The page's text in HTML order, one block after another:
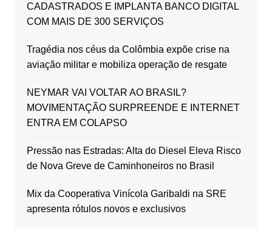
CADASTRADOS E IMPLANTA BANCO DIGITAL
COM MAIS DE 300 SERVIÇOS
Tragédia nos céus da Colômbia expõe crise na
aviação militar e mobiliza operação de resgate
NEYMAR VAI VOLTAR AO BRASIL?
MOVIMENTAÇÃO SURPREENDE E INTERNET
ENTRA EM COLAPSO
Pressão nas Estradas: Alta do Diesel Eleva Risco
de Nova Greve de Caminhoneiros no Brasil
Mix da Cooperativa Vinícola Garibaldi na SRE
apresenta rótulos novos e exclusivos